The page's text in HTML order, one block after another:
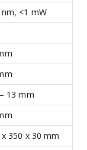
<1 mW
13 mm
350 x 30 mm